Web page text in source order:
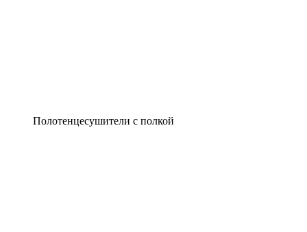
Полотенцесушители с полкой